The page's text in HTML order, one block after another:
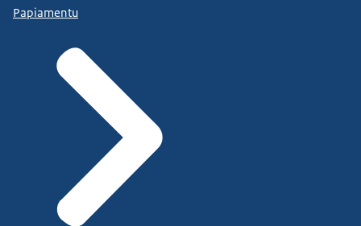
Papiamentu